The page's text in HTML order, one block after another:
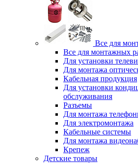
Все для
Все для монтажных
Для установки
Для монтажа
Кабельная продукция
Для установки
обслуживания
Разъемы
Для монтажа
Для электромонтажа
Кабельные системы
Для монтажа
Крепеж
Детские товары